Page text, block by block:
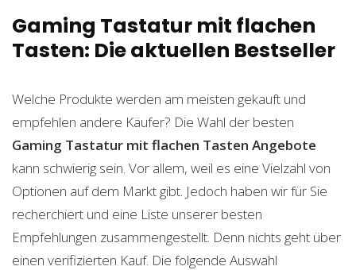
Gaming Tastatur mit flachen
Tasten: Die aktuellen Bestseller
Welche Produkte werden am meisten gekauft und
empfehlen andere Käufer? Die Wahl der besten
Gaming Tastatur mit flachen Tasten Angebote
kann schwierig sein. Vor allem, weil es eine Vielzahl von
Optionen auf dem Markt gibt. Jedoch haben wir für Sie
recherchiert und eine Liste unserer besten
Empfehlungen zusammengestellt. Denn nichts geht über
einen verifizierten Kauf. Die folgende Auswahl